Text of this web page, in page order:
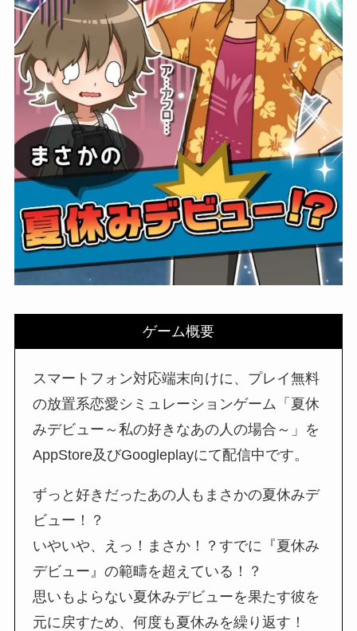
ゲーム概要
スマートフォン対応端末向けに、プレイ無料
の放置系恋愛シミュレーションゲーム「夏休
みデビュー～私の好きなあの人の場合～」を
AppStore及びGoogleplayにて配信中です。
ずっと好きだったあの人もまさかの夏休みデ
ビュー！？
いやいや、えっ！まさか！？すでに『夏休み
デビュー』の範疇を超えている！？
思いもよらない夏休みデビューを果たす彼を
元に戻すため、何度も夏休みを繰り返す！